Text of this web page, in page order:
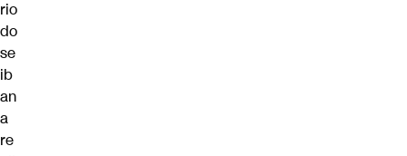
rio
do
se
ib
an
a
re